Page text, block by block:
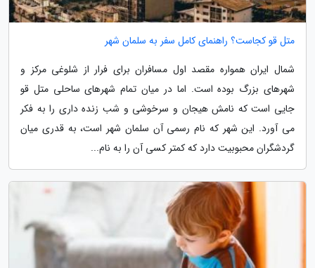
متل قو کجاست؟ راهنمای کامل سفر به سلمان شهر
شمال ایران همواره مقصد اول مسافران برای فرار از شلوغی مرکز و
شهرهای بزرگ بوده است. اما در میان تمام شهرهای ساحلی متل قو
جایی است که نامش هیجان و سرخوشی و شب زنده داری را به فکر
می آورد. این شهر که نام رسمی آن سلمان شهر است، به قدری میان
گردشگران محبوبیت دارد که کمتر کسی آن را به نام...